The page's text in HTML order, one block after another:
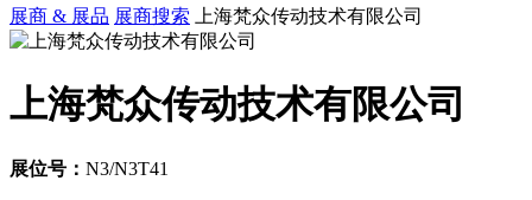
展商 & 展品 展商搜索 上海梵众传动技术有限公司
上海梵众传动技术有限公司
展位号： N3/N3T41